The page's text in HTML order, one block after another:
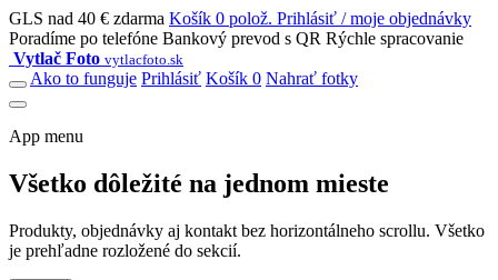
GLS nad 40 € zdarma Košík 0 polož. Prihlásiť / moje objednávky
Poradíme po telefóne Bankový prevod s QR Rýchle spracovanie
Vytlač Foto vytlacfoto.sk
Ako to funguje Prihlásiť Košík 0 Nahrať fotky
App menu
Všetko dôležité na jednom mieste
Produkty, objednávky aj kontakt bez horizontálneho scrollu. Všetko
je prehľadne rozložené do sekcií.